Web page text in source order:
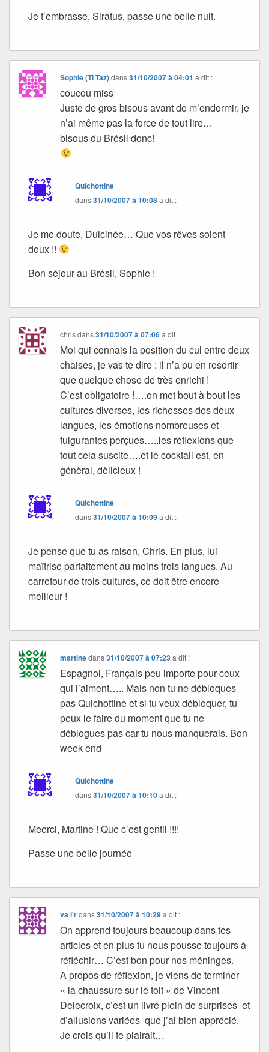
Je t’embrasse, Siratus, passe une belle nuit.
Sophie (Ti Taz)dans31/10/2007 à 04:01 a dit :
coucou miss
Juste de gros bisous avant de m’endormir, je
n’ai même pas la force de tout lire…
bisous du Brésil donc!
Quichottine
dans31/10/2007 à 10:08a dit :
Je me doute, Dulcinée… Que vos rêves soient
doux !!
Bon séjour au Brésil, Sophie !
chrisdans31/10/2007 à 07:06 a dit :
Moi qui connais la position du cul entre deux
chaises, je vas te dire : il n’a pu en resortir
que quelque chose de très enrichi !
C’est obligatoire !….on met bout à bout les
cultures diverses, les richesses des deux
langues, les émotions nombreuses et
fulgurantes perçues…..les réflexions que
tout cela suscite….et le cocktail est, en
génèral, dèlicieux !
Quichottine
dans31/10/2007 à 10:09a dit :
Je pense que tu as raison, Chris. En plus, lui
maîtrise parfaitement au moins trois langues. Au
carrefour de trois cultures, ce doit être encore
meilleur !
martinedans31/10/2007 à 07:23 a dit :
Espagnol, Français peu importe pour ceux
qui l’aiment….. Mais non tu ne débloques
pas Quichottine et si tu veux débloquer, tu
peux le faire du moment que tu ne
déblogues pas car tu nous manquerais. Bon
week end
Quichottine
dans31/10/2007 à 10:10a dit :
Meerci, Martine ! Que c’est gentil !!!!
Passe une belle journée
va l'rdans31/10/2007 à 10:29 a dit :
On apprend toujours beaucoup dans tes
articles et en plus tu nous pousse toujours à
réfléchir… C’est bon pour nos méninges.
A propos de réflexion, je viens de terminer
« la chaussure sur le toit » de Vincent
Delecroix, c’est un livre plein de surprises et
d’allusions variées que j’ai bien apprécié.
Je crois qu’il te plairait…